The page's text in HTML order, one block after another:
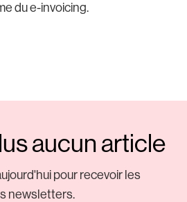
du e-invoicing.
aucun article
pour recevoir les
newsletters.